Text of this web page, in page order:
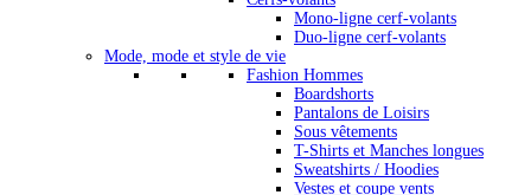
Mono-ligne cerf-volants
Duo-ligne cerf-volants
Mode, mode et style de vie
Fashion Hommes
Boardshorts
Pantalons de Loisirs
Sous vêtements
T-Shirts et Manches longues
Sweatshirts / Hoodies
Vestes et coupe vents